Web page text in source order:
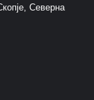
Северна